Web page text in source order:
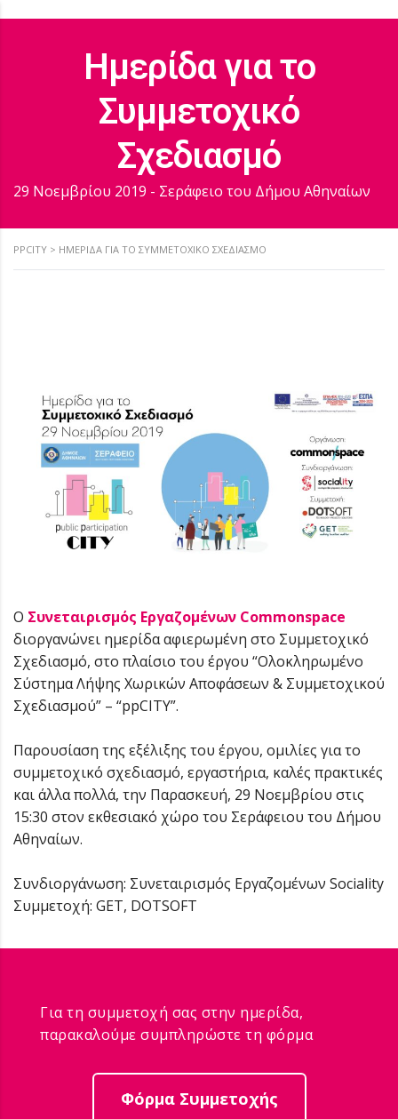
Ημερίδα για το
Συμμετοχικό
Σχεδιασμό
29 Νοεμβρίου 2019 - Σεράφειο του Δήμου Αθηναίων
PPCITY > ΗΜΕΡΊΔΑ ΓΙΑ ΤΟ ΣΥΜΜΕΤΟΧΙΚΌ ΣΧΕΔΙΑΣΜΌ
Ο Συνεταιρισμός Εργαζομένων Commonspace
διοργανώνει ημερίδα αφιερωμένη στο Συμμετοχικό
Σχεδιασμό, στo πλαίσιo του έργου “Ολοκληρωμένο
Σύστημα Λήψης Χωρικών Αποφάσεων & Συμμετοχικού
Σχεδιασμού” – “ppCITY”.
Παρουσίαση της εξέλιξης του έργου, ομιλίες για το
συμμετοχικό σχεδιασμό, εργαστήρια, καλές πρακτικές
και άλλα πολλά, την Παρασκευή, 29 Νοεμβρίου στις
15:30 στον εκθεσιακό χώρο του Σεράφειου του Δήμου
Αθηναίων.
Συνδιοργάνωση: Συνεταιρισμός Εργαζομένων Sociality
Συμμετοχή: GET, DOTSOFT
Για τη συμμετοχή σας στην ημερίδα,
παρακαλούμε συμπληρώστε τη φόρμα
Φόρμα Συμμετοχής